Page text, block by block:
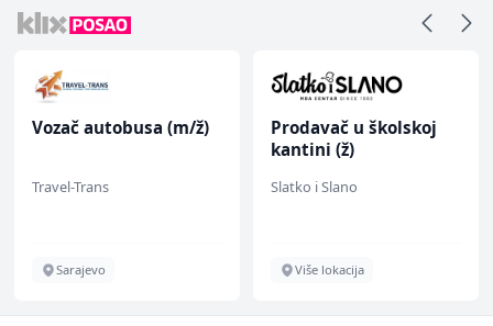
Vozač autobusa (m/ž)
Travel-Trans
Sarajevo
Prodavač u školskoj
kantini (ž)
Slatko i Slano
Više lokacija